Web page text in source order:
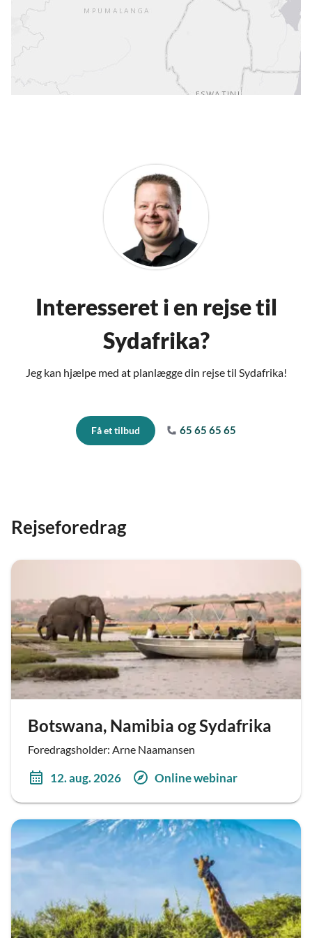
Interesseret i en rejse til
Sydafrika?
Jeg kan hjælpe med at planlægge din rejse til Sydafrika!
Få et tilbud 65 65 65 65
Rejseforedrag
Botswana, Namibia og Sydafrika
Foredragsholder: Arne Naamansen
12. aug. 2026 Online webinar